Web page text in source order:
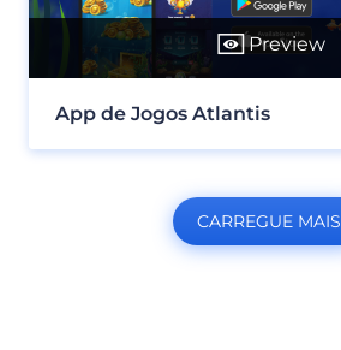
Preview
App de Jogos Atlantis
CARREGUE MAIS